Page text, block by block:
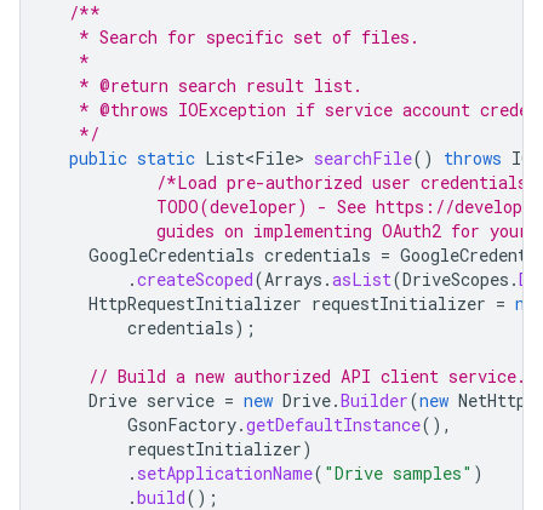
/**
   * Search for specific set of files.
   *
   * @return search result list.
* @throws IOException if service account
   */
public static List<File> searchFile() throws
/*Load pre-authorized user credentials
TODO(developer) - See https://
guides on implementing OAuth2 for your
GoogleCredentials credentials =
.createScoped(Arrays .asList(DriveScopes .
HttpRequestInitializer requestInitializer = new
credentials);
// Build a new authorized API client service.
Drive service = new Drive.Builder(new
GsonFactory.getDefaultInstance(),
requestInitializer)
. setApplicationName( "Drive samples" )
.build();